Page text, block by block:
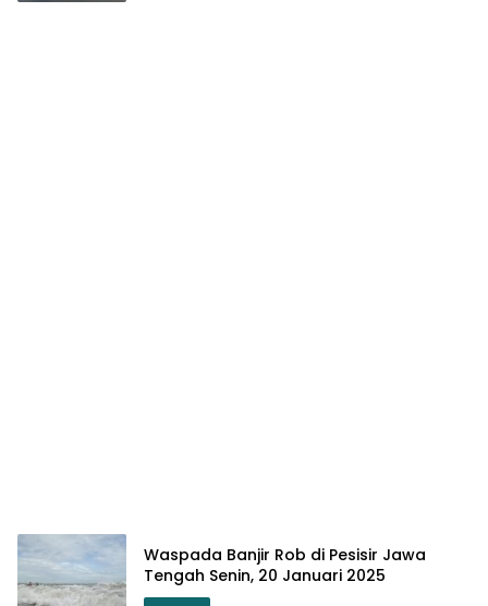
Waspada Banjir Rob di Pesisir Jawa
Tengah Senin, 20 Januari 2025